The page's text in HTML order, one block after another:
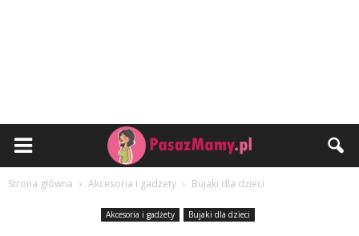
Strona główna Akcesoria i gadżety Bujaki dla dzieci
Akcesoria i gadżety Bujaki dla dzieci